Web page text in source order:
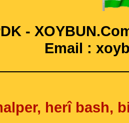
-
Email :
herî bash,